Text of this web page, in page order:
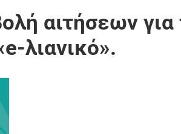
αιτήσεων για
λιανικό».